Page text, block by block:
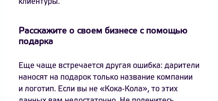
клиентуры.
Расскажите о своем бизнесе с помощью
подарка
Еще чаще встречается другая ошибка: дарители
наносят на подарок только название компании
и логотип. Если вы не «Кока-Кола», то этих